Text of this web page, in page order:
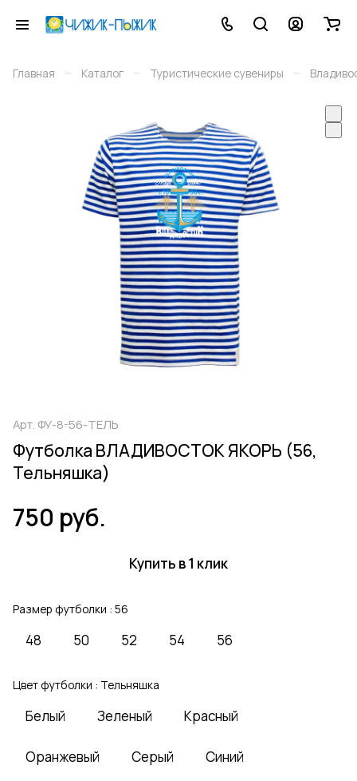
Главная – Каталог – Туристические сувениры –
Арт. ФУ-8-56-ТЕЛЬ
Футболка ВЛАДИВОСТОК ЯКОРЬ (56,
Тельняшка)
750 руб.
Купить в 1 клик
Размер футболки : 56
48 50 52 54 56
Цвет футболки : Тельняшка
Белый Зеленый Красный
Оранжевый Серый Синий